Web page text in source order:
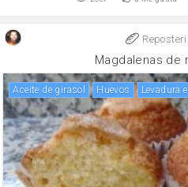
Magdalenas de
aceite de girasol huevos levadura